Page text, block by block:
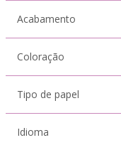
Acabamento
Coloração
Tipo de papel
Idioma